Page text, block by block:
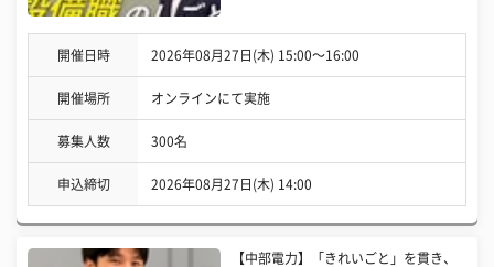
開催日時 2026年08月27日(木) 15:00〜16:00
開催場所 オンラインにて実施
募集人数 300名
申込締切 2026年08月27日(木) 14:00
【中部電力】「きれいごと」を貫き、